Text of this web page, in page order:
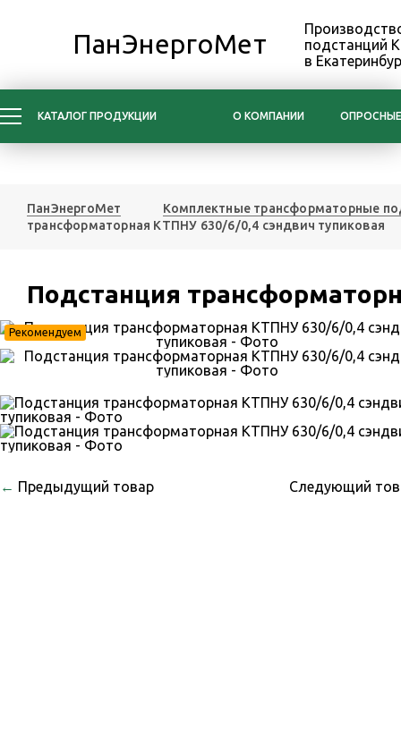
ПанЭнергоМет
подстанций
в
КАТАЛОГ ПРОДУКЦИИ О КОМПАНИИ
ПанЭнергоМет
Комплектные трансформаторные
трансформаторная КТПНУ 630/6/0,4 сэндвич тупиковая
Подстанция
Рекомендуем
← Предыдущий товар Следующий